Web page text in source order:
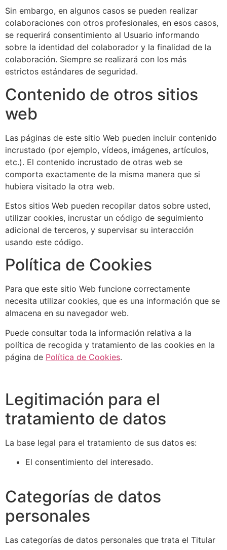
Sin embargo, en algunos casos se pueden realizar
colaboraciones con otros profesionales, en esos casos,
se requerirá consentimiento al Usuario informando
sobre la identidad del colaborador y la finalidad de la
colaboración. Siempre se realizará con los más
estrictos estándares de seguridad.
Contenido de otros sitios
web
Las páginas de este sitio Web pueden incluir contenido
incrustado (por ejemplo, vídeos, imágenes, artículos,
etc.). El contenido incrustado de otras web se
comporta exactamente de la misma manera que si
hubiera visitado la otra web.
Estos sitios Web pueden recopilar datos sobre usted,
utilizar cookies, incrustar un código de seguimiento
adicional de terceros, y supervisar su interacción
usando este código.
Política de Cookies
Para que este sitio Web funcione correctamente
necesita utilizar cookies, que es una información que se
almacena en su navegador web.
Puede consultar toda la información relativa a la
política de recogida y tratamiento de las cookies en la
página de Política de Cookies.
Legitimación para el
tratamiento de datos
La base legal para el tratamiento de sus datos es:
El consentimiento del interesado.
Categorías de datos
personales
Las categorías de datos personales que trata el Titular